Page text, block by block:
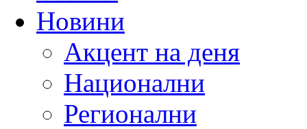
Новини
Акцент на деня
Национални
Регионални